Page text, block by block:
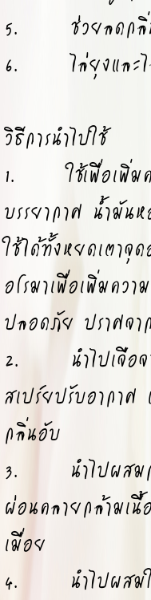
5. ช่วยลดกลิ่
6. ไล่ยุงและไ
วิธีการนำไปใช้
1. ใช้เพื่อเพิ่มค
บรรยากาศ น้ำมัน
ใช้ได้ทั้งหยดเตาจุ
อโรมาเพื่อเพิ่มคว
ปลอดภัย ปราศจา
2. นำไปเจือจา
สเปร์ยปรับอากา
กลิ่นอับ
3. นำไปผสมกับ
ผ่อนคลายกล้ามเนื้
เมื่อย
4. นำไปผสมใ